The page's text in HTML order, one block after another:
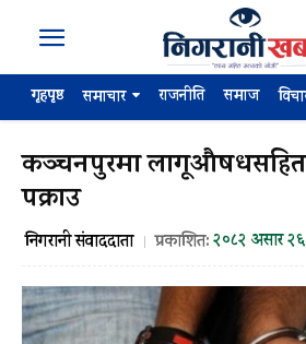
गृहपृष्ठ समाचार राजनीति समाज
कञ्चनपुरमा
पक्राउ
निगरानी संवाददाता प्रकाशित:२०८२ असार २६